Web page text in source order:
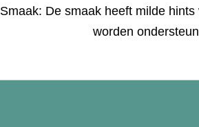
Smaak: De smaak heeft milde
worden